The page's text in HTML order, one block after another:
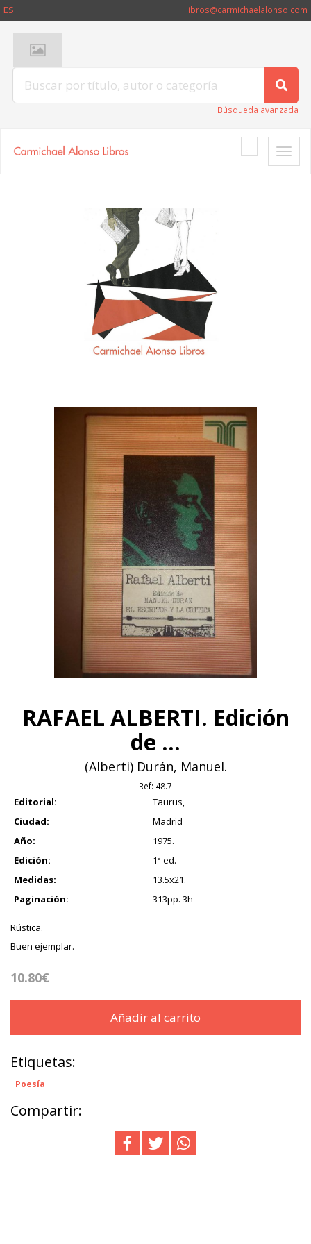
ES libros@carmichaelalonso.com
Búsqueda avanzada
Toggle
RAFAEL ALBERTI. Edición
de ...
(Alberti) Durán, Manuel.
Ref: 48.7
Editorial:
Taurus,
Ciudad:
Madrid
Año:
1975.
Edición:
1ª ed.
Medidas:
13.5x21.
Paginación:
313pp. 3h
Rústica.
Buen ejemplar.
10.80€
Añadir al carrito
Etiquetas:
Poesía
Compartir: